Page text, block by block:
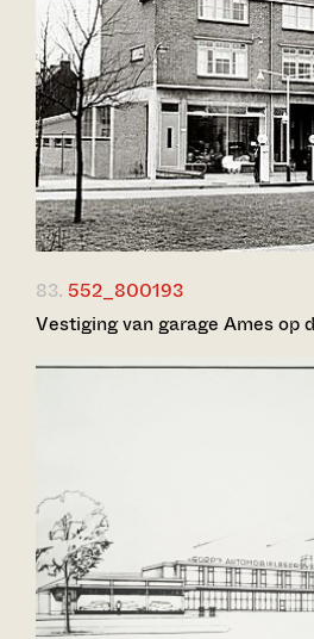
83. 552_800193
Vestiging van garage Ames op